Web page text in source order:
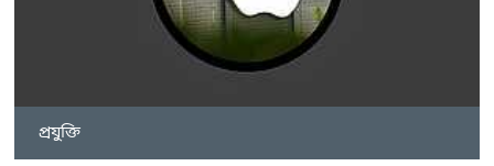
প্রযুক্তি